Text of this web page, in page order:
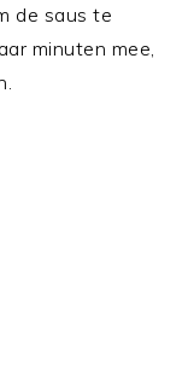
de saus te
minuten mee,